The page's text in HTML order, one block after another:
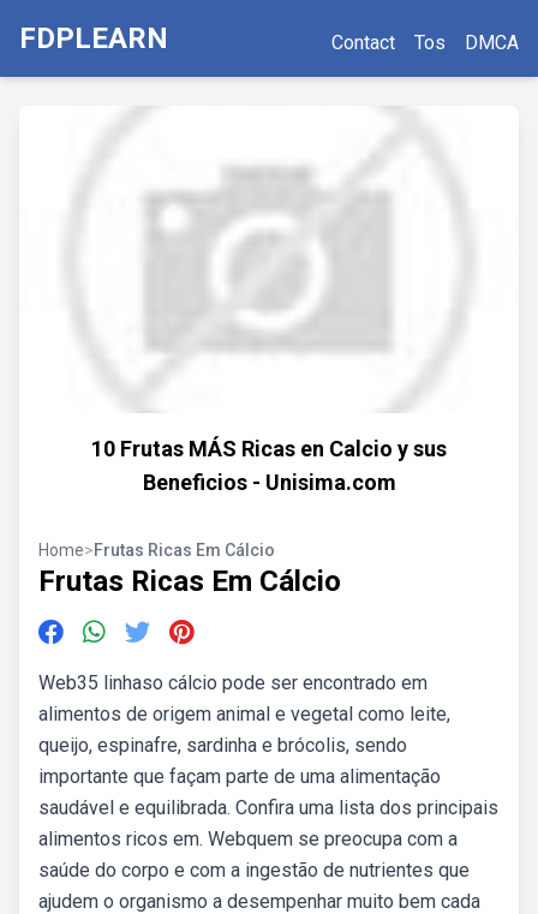
FDPLEARN Contact Tos DMCA
10 Frutas MÁS Ricas en Calcio y sus
Beneficios - Unisima.com
Home>Frutas Ricas Em Cálcio
Frutas Ricas Em Cálcio
Web35 linhaso cálcio pode ser encontrado em
alimentos de origem animal e vegetal como leite,
queijo, espinafre, sardinha e brócolis, sendo
importante que façam parte de uma alimentação
saudável e equilibrada. Confira uma lista dos principais
alimentos ricos em. Webquem se preocupa com a
saúde do corpo e com a ingestão de nutrientes que
ajudem o organismo a desempenhar muito bem cada